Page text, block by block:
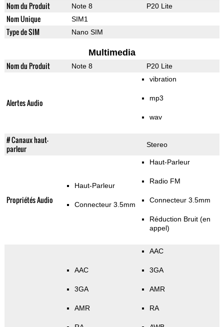
Nom du Produit Note 8 P20 Lite
Nom Unique SIM1
Type de SIM Nano SIM
Multimedia
Nom du Produit Note 8 P20 Lite
Alertes Audio
vibration
mp3
wav
# Canaux haut-
parleur
Stereo
Propriétés Audio
Haut-Parleur
Connecteur 3.5mm
Haut-Parleur
Radio FM
Connecteur 3.5mm
Réduction Bruit (en
appel)
AAC
3GA
AMR
AAC
3GA
AMR
RA